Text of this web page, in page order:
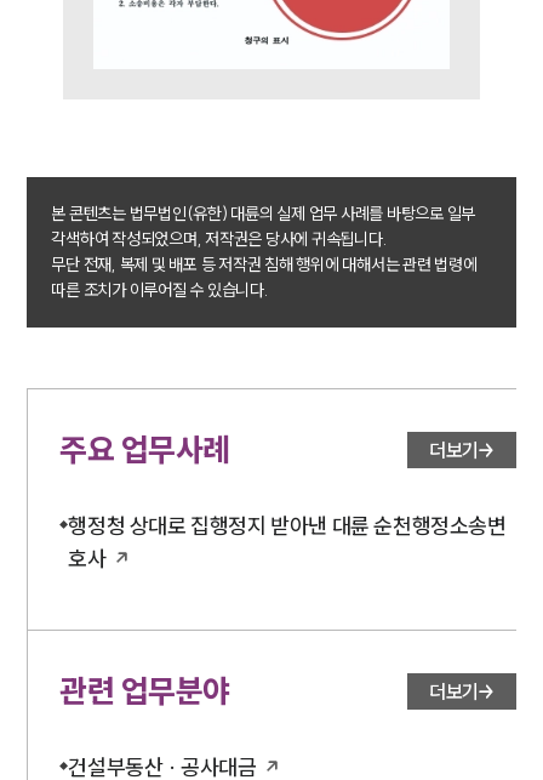
본 콘텐츠는 법무법인(유한) 대륜의 실제 업무 사례를 바탕으로 일부
각색하여 작성되었으며, 저작권은 당사에 귀속됩니다.
무단 전재, 복제 및 배포 등 저작권 침해 행위에 대해서는 관련 법령에
따른 조치가 이루어질 수 있습니다.
주요 업무사례 더보기
행정청 상대로 집행정지 받아낸 대륜 순천행정소송변
호사
관련 업무분야 더보기
건설부동산 · 공사대금